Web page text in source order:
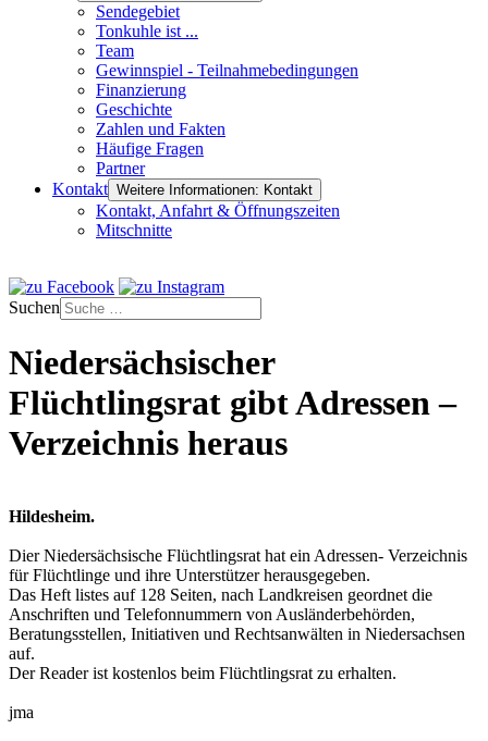
Sendegebiet
Tonkuhle ist ...
Team
Gewinnspiel - Teilnahmebedingungen
Finanzierung
Geschichte
Zahlen und Fakten
Häufige Fragen
Partner
Kontakt Weitere Informationen: Kontakt
Kontakt, Anfahrt & Öffnungszeiten
Mitschnitte
Suchen
Niedersächsischer
Flüchtlingsrat gibt Adressen –
Verzeichnis heraus
Hildesheim.
Dier Niedersächsische Flüchtlingsrat hat ein Adressen- Verzeichnis
für Flüchtlinge und ihre Unterstützer herausgegeben.
Das Heft listes auf 128 Seiten, nach Landkreisen geordnet die
Anschriften und Telefonnummern von Ausländerbehörden,
Beratungsstellen, Initiativen und Rechtsanwälten in Niedersachsen
auf.
Der Reader ist kostenlos beim Flüchtlingsrat zu erhalten.
jma